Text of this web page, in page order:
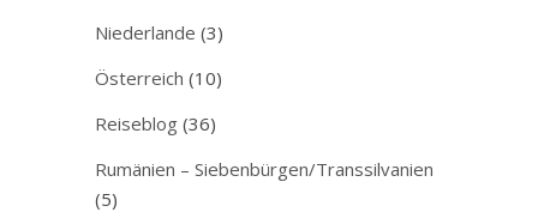
Niederlande (3)
Österreich (10)
Reiseblog (36)
Rumänien – Siebenbürgen/Transsilvanien
(5)